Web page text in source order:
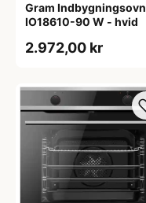
Gram Indbygningsovn
IO18610-90 W - hvid
2.972,00 kr